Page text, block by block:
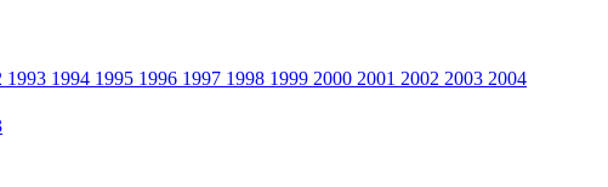
1993 1994 1995 1996 1997 1998 1999 2000 2001 2002 2003 2004